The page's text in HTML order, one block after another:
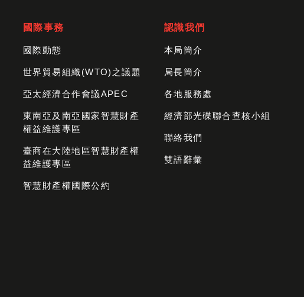
國際事務
國際動態
世界貿易組織(WTO)之議題
亞太經濟合作會議APEC
東南亞及南亞國家智慧財產
權益維護專區
臺商在大陸地區智慧財產權
益維護專區
智慧財產權國際公約
認識我們
本局簡介
局長簡介
各地服務處
經濟部光碟聯合查核小組
聯絡我們
雙語辭彙